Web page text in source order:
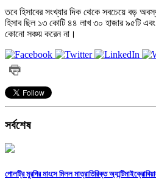
তবে হিসাবের সংখ্যার দিক থেকে সবচেয়ে বড়
হিসাব ছিল ১৩ কোটি ৪৪ লাখ ৩০ হাজার ৯৫টি এবং
কোনো সঞ্চয় করেন না।
সর্বশেষ
পোলট্রি মুরগির মাংসে মিলল মাত্রাতিরিক্ত